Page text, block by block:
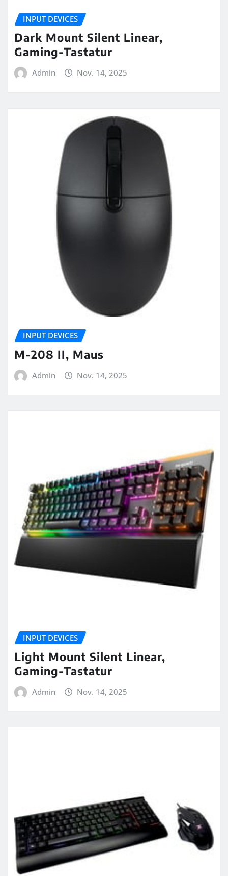
INPUT DEVICES
Dark Mount Silent Linear,
Gaming-Tastatur
Admin Nov. 14, 2025
INPUT DEVICES
M-208 II, Maus
Admin Nov. 14, 2025
INPUT DEVICES
Light Mount Silent Linear,
Gaming-Tastatur
Admin Nov. 14, 2025